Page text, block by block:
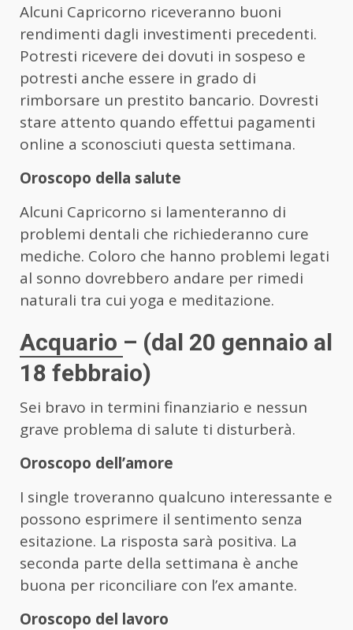
Alcuni Capricorno riceveranno buoni
rendimenti dagli investimenti precedenti.
Potresti ricevere dei dovuti in sospeso e
potresti anche essere in grado di
rimborsare un prestito bancario. Dovresti
stare attento quando effettui pagamenti
online a sconosciuti questa settimana.
Oroscopo della salute
Alcuni Capricorno si lamenteranno di
problemi dentali che richiederanno cure
mediche. Coloro che hanno problemi legati
al sonno dovrebbero andare per rimedi
naturali tra cui yoga e meditazione.
Acquario – (dal 20 gennaio al
18 febbraio)
Sei bravo in termini finanziario e nessun
grave problema di salute ti disturberà.
Oroscopo dell’amore
I single troveranno qualcuno interessante e
possono esprimere il sentimento senza
esitazione. La risposta sarà positiva. La
seconda parte della settimana è anche
buona per riconciliare con l’ex amante.
Oroscopo del lavoro